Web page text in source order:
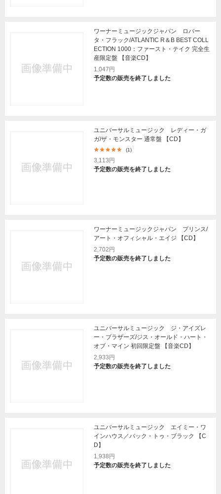
ワーナーミュージックジャパン ロバー
タ・フラック/ATLANTIC R＆B BEST COLL
ECTION 1000：ファースト・テイク 完全生
産限定盤 【音楽CD】
1,047円
予定数の販売を終了しました
ユニバーサルミュージック レディー・ガ
ガ/ザ・モンスター 通常盤 【CD】
(1)
3,113円
予定数の販売を終了しました
ワーナーミュージックジャパン プリンス/
アート・オフィシャル・エイジ 【CD】
2,702円
予定数の販売を終了しました
ユニバーサルミュージック ジ・アイズレ
ー・ブラザーズ/ジス・オールド・ハート・
オブ・マイン 初回限定盤 【音楽CD】
2,933円
予定数の販売を終了しました
ユニバーサルミュージック エイミー・ワ
インハウス／バック・トゥ・ブラック 【C
D】
1,938円
予定数の販売を終了しました